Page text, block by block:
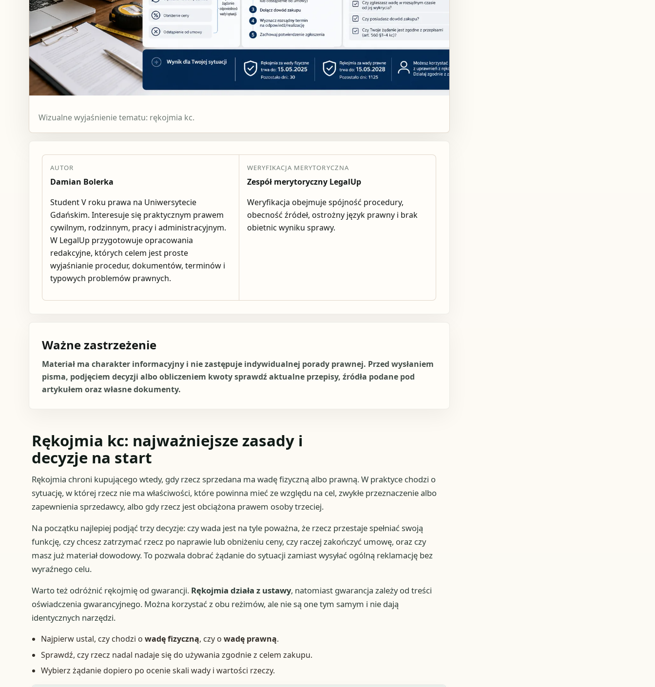
Wizualne wyjaśnienie tematu: rękojmia kc.
AUTOR
Damian Bolerka
Student V roku prawa na Uniwersytecie
Gdańskim. Interesuje się praktycznym prawem
cywilnym, rodzinnym, pracy i administracyjnym.
W LegalUp przygotowuje opracowania
redakcyjne, których celem jest proste
wyjaśnianie procedur, dokumentów, terminów i
typowych problemów prawnych.
WERYFIKACJA MERYTORYCZNA
Zespół merytoryczny LegalUp
Weryfikacja obejmuje spójność procedury,
obecność źródeł, ostrożny język prawny i brak
obietnic wyniku sprawy.
Ważne zastrzeżenie
Materiał ma charakter informacyjny i nie zastępuje indywidualnej porady prawnej. Przed wysłaniem
pisma, podjęciem decyzji albo obliczeniem kwoty sprawdź aktualne przepisy, źródła podane pod
artykułem oraz własne dokumenty.
Rękojmia kc: najważniejsze zasady i
decyzje na start
Rękojmia chroni kupującego wtedy, gdy rzecz sprzedana ma wadę fizyczną albo prawną. W praktyce chodzi o
sytuację, w której rzecz nie ma właściwości, które powinna mieć ze względu na cel, zwykłe przeznaczenie albo
zapewnienia sprzedawcy, albo gdy rzecz jest obciążona prawem osoby trzeciej.
Na początku najlepiej podjąć trzy decyzje: czy wada jest na tyle poważna, że rzecz przestaje spełniać swoją
funkcję, czy chcesz zatrzymać rzecz po naprawie lub obniżeniu ceny, czy raczej zakończyć umowę, oraz czy
masz już materiał dowodowy. To pozwala dobrać żądanie do sytuacji zamiast wysyłać ogólną reklamację bez
wyraźnego celu.
Warto też odróżnić rękojmię od gwarancji. Rękojmia działa z ustawy, natomiast gwarancja zależy od treści
oświadczenia gwarancyjnego. Można korzystać z obu reżimów, ale nie są one tym samym i nie dają
identycznych narzędzi.
Najpierw ustal, czy chodzi owadę fizyczną, czy owadę prawną.
Sprawdź, czy rzecz nadal nadaje się do używania zgodnie z celem zakupu.
Wybierz żądanie dopiero po ocenie skali wady i wartości rzeczy.